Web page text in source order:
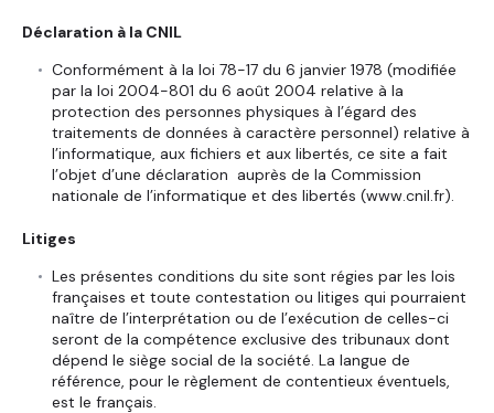
Déclaration à la CNIL
Conformément à la loi 78-17 du 6 janvier 1978 (modifiée
par la loi 2004-801 du 6 août 2004 relative à la
protection des personnes physiques à l’égard des
traitements de données à caractère personnel) relative à
l’informatique, aux fichiers et aux libertés, ce site a fait
l’objet d’une déclaration auprès de la Commission
nationale de l’informatique et des libertés (www.cnil.fr).
Litiges
Les présentes conditions du site sont régies par les lois
françaises et toute contestation ou litiges qui pourraient
naître de l’interprétation ou de l’exécution de celles-ci
seront de la compétence exclusive des tribunaux dont
dépend le siège social de la société. La langue de
référence, pour le règlement de contentieux éventuels,
est le français.